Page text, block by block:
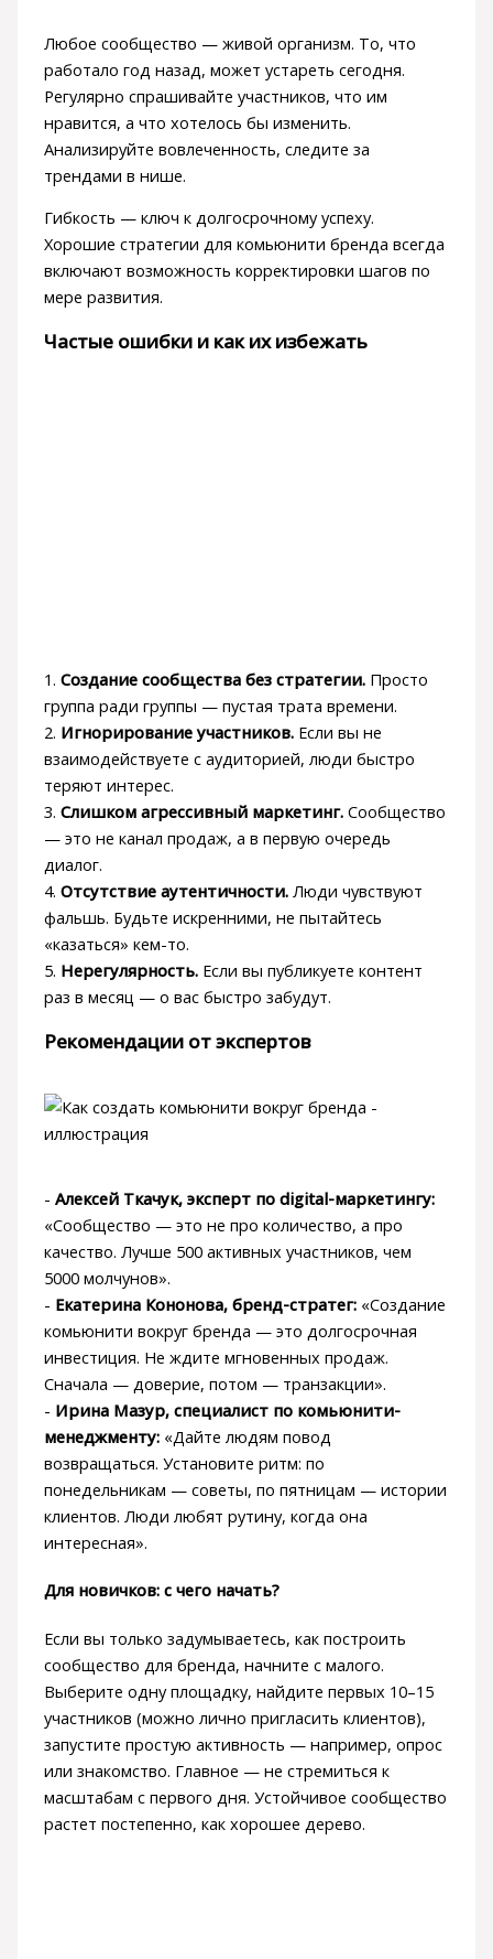
Любое сообщество — живой организм. То, что
работало год назад, может устареть сегодня.
Регулярно спрашивайте участников, что им
нравится, а что хотелось бы изменить.
Анализируйте вовлеченность, следите за
трендами в нише.
Гибкость — ключ к долгосрочному успеху.
Хорошие стратегии для комьюнити бренда всегда
включают возможность корректировки шагов по
мере развития.
Частые ошибки и как их избежать
1. Создание сообщества без стратегии.Просто
группа ради группы — пустая трата времени.
2. Игнорирование участников.Если вы не
взаимодействуете с аудиторией, люди быстро
теряют интерес.
3. Слишком агрессивный маркетинг.Сообщество
— это не канал продаж, а в первую очередь
диалог.
4. Отсутствие аутентичности.Люди чувствуют
фальшь. Будьте искренними, не пытайтесь
«казаться» кем-то.
5. Нерегулярность.Если вы публикуете контент
раз в месяц — о вас быстро забудут.
Рекомендации от экспертов
- Алексей Ткачук, эксперт по digital-маркетингу:
«Сообщество — это не про количество, а про
качество. Лучше 500 активных участников, чем
5000 молчунов».
- Екатерина Кононова, бренд-стратег:«Создание
комьюнити вокруг бренда — это долгосрочная
инвестиция. Не ждите мгновенных продаж.
Сначала — доверие, потом — транзакции».
- Ирина Мазур, специалист по комьюнити-
менеджменту:«Дайте людям повод
возвращаться. Установите ритм: по
понедельникам — советы, по пятницам — истории
клиентов. Люди любят рутину, когда она
интересная».
Для новичков: с чего начать?
Если вы только задумываетесь, как построить
сообщество для бренда, начните с малого.
Выберите одну площадку, найдите первых 10–15
участников (можно лично пригласить клиентов),
запустите простую активность — например, опрос
или знакомство. Главное — не стремиться к
масштабам с первого дня. Устойчивое сообщество
растет постепенно, как хорошее дерево.